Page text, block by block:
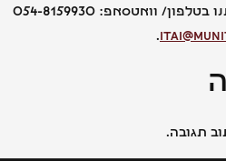
החג המושלמים. התייעצו איתנו בטלפון/ וואטסאפ: 054-8159930
.